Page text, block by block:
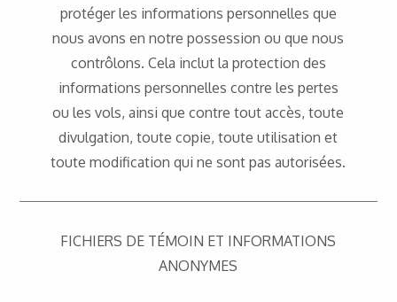
protéger les informations personnelles que
nous avons en notre possession ou que nous
contrôlons. Cela inclut la protection des
informations personnelles contre les pertes
ou les vols, ainsi que contre tout accès, toute
divulgation, toute copie, toute utilisation et
toute modification qui ne sont pas autorisées.
FICHIERS DE TÉMOIN ET INFORMATIONS
ANONYMES